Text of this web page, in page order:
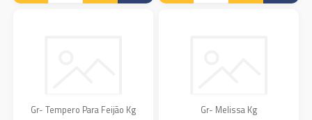
Gr- Tempero Para Feijão Kg Gr- Melissa Kg